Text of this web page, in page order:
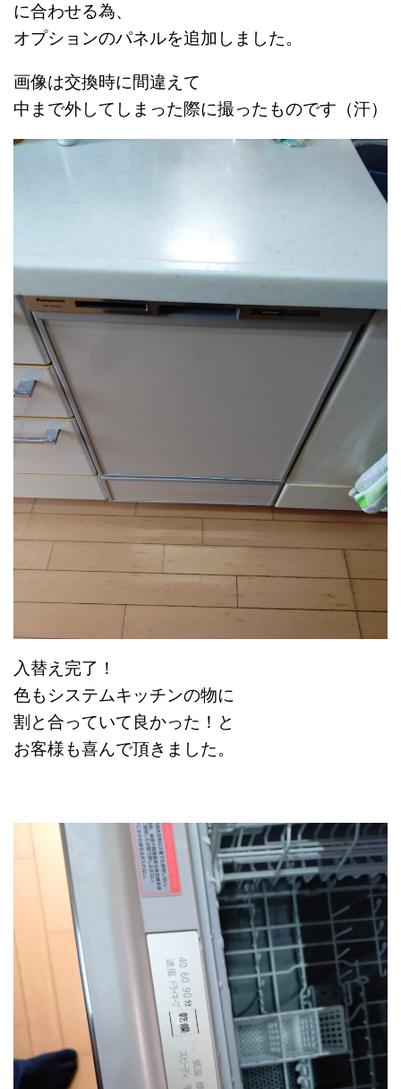
に合わせる為、
オプションのパネルを追加しました。
画像は交換時に間違えて
中まで外してしまった際に撮ったものです（汗）
入替え完了！
色もシステムキッチンの物に
割と合っていて良かった！と
お客様も喜んで頂きました。